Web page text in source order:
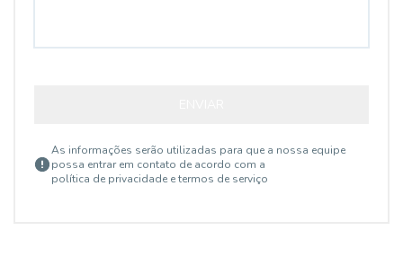
As informações serão utilizadas para que a nossa equipe
possa entrar em contato de acordo com a
política de privacidade e termos de serviço